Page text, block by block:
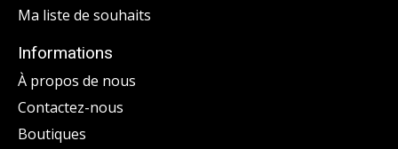
Ma liste de souhaits
Informations
À propos de nous
Contactez-nous
Boutiques